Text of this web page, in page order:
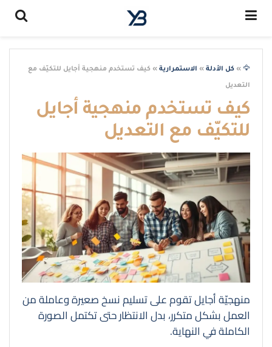
🦅
» كل الأدلة » الاستمرارية » كيف تستخدم منهجية أجايل للتكيّف مع
التعديل
كيف تستخدم منهجية أجايل
للتكيّف مع التعديل
منهجيّة أجايل تقوم على تسليم نسخ صعيرة وعاملة من
العمل بشكل متكرر، بدل الانتظار حتى تكتمل الصورة
الكاملة في النهاية.